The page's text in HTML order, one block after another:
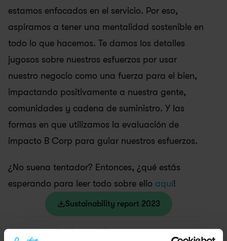
estamos enfocados en el servicio. Por eso,
aspiramos a tener una mentalidad sostenible en
todo lo que hacemos. Te damos los detalles
jugosos sobre nuestros esfuerzos por usar
nuestro negocio como una fuerza para el bien,
impactando positivamente a nuestra gente,
comunidades y cadena de suministro. Y las
formas en que utilizamos la evaluación de
impacto B Corp para guiar nuestros esfuerzos.
¿No suena tentador? Entonces, ¿qué estás
esperando para leer todo sobre ello aquí!
Sustainability report 2023
Acerca de Swapfiets